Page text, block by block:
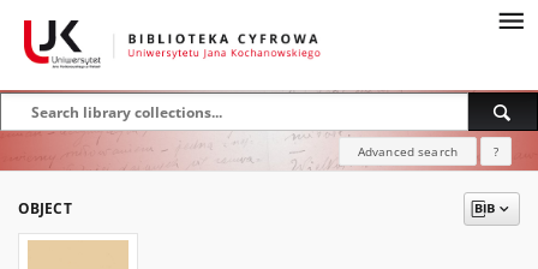
Advanced search ?
OBJECT